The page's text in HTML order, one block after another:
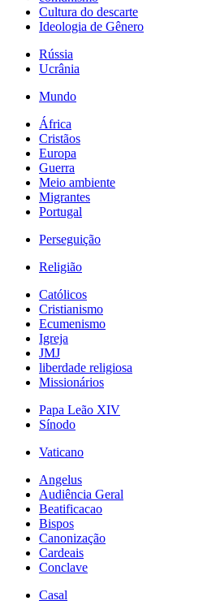
Cultura do descarte
Ideologia de Gênero
Rússia
Ucrânia
Mundo
África
Cristãos
Europa
Guerra
Meio ambiente
Migrantes
Portugal
Perseguição
Religião
Católicos
Cristianismo
Ecumenismo
Igreja
JMJ
liberdade religiosa
Missionários
Papa Leão XIV
Sínodo
Vaticano
Angelus
Audiência Geral
Beatificacao
Bispos
Canonização
Cardeais
Conclave
Casal